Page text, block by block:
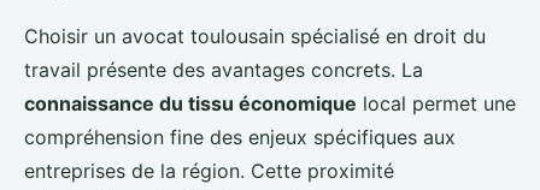
Choisir un avocat toulousain spécialisé en droit du
travail présente des avantages concrets. La
connaissance du tissu économique local permet une
compréhension fine des enjeux spécifiques aux
entreprises de la région. Cette proximité